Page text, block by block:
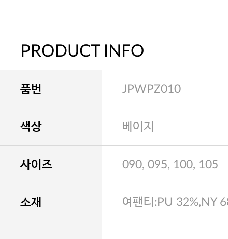
PRODUCT INFO
품번 JPWPZ010
색상 베이지
사이즈 090, 095, 100, 105
소재 여팬티:PU 32%,NY